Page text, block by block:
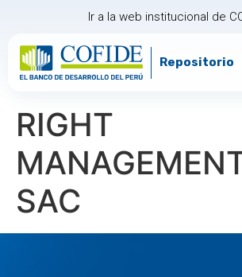
Ir a la web institucional de
Repositorio
RIGHT
SAC